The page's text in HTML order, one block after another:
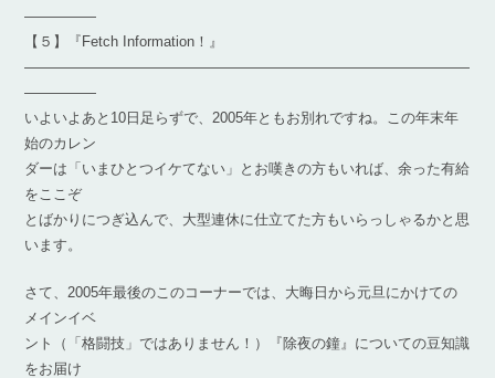
―――――
【５】『Fetch Information！』
―――――――――――――――――――――――――――――――
―――――
いよいよあと10日足らずで、2005年ともお別れですね。この年末年
始のカレン
ダーは「いまひとつイケてない」とお嘆きの方もいれば、余った有給
をここぞ
とばかりにつぎ込んで、大型連休に仕立てた方もいらっしゃるかと思
います。
さて、2005年最後のこのコーナーでは、大晦日から元旦にかけての
メインイベ
ント（「格闘技」ではありません！）『除夜の鐘』についての豆知識
をお届け